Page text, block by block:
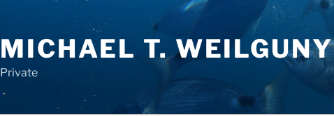
MICHAEL T. WEILGUNY
Private